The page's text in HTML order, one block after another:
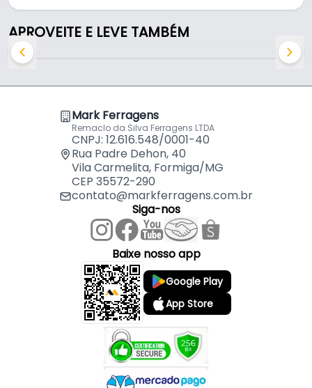
- Tubos recomendados: Tubos de poliuretano ou
nylon.
APROVEITE E LEVE TAMBÉM
Mark Ferragens
Remaclo da Silva Ferragens LTDA
CNPJ: 12.616.548/0001-40
Rua Padre Dehon, 40
Vila Carmelita, Formiga/MG
CEP 35572-290
contato@markferragens.com.br
Siga-nos
Baixe nosso app
Google Play
App Store